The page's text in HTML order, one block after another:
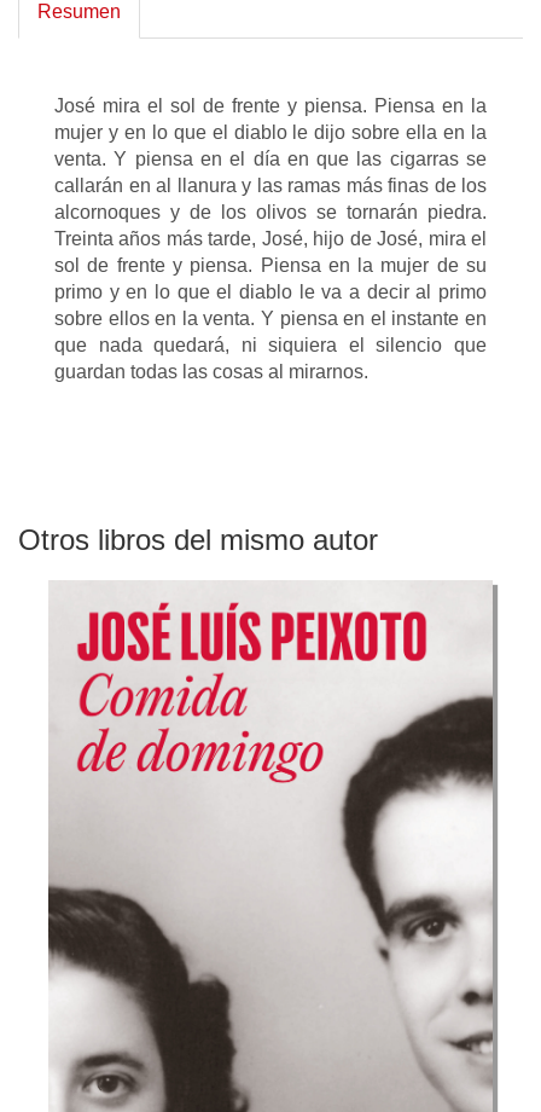
Resumen
José mira el sol de frente y piensa. Piensa en la
mujer y en lo que el diablo le dijo sobre ella en la
venta. Y piensa en el día en que las cigarras se
callarán en al llanura y las ramas más finas de los
alcornoques y de los olivos se tornarán piedra.
Treinta años más tarde, José, hijo de José, mira el
sol de frente y piensa. Piensa en la mujer de su
primo y en lo que el diablo le va a decir al primo
sobre ellos en la venta. Y piensa en el instante en
que nada quedará, ni siquiera el silencio que
guardan todas las cosas al mirarnos.
Otros libros del mismo autor